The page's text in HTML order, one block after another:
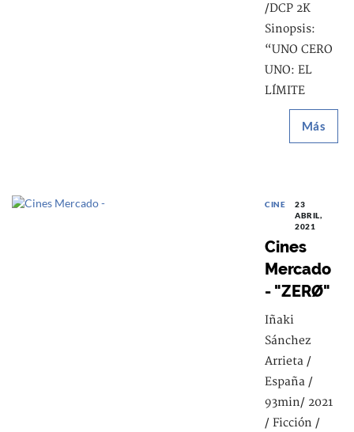
/DCP 2K
Sinopsis:
“UNO CERO
UNO: EL
LÍMITE
Más
CINE
23
ABRIL,
2021
Cines
Mercado
- "ZERØ"
Iñaki
Sánchez
Arrieta /
España /
93min/ 2021
/ Ficción /